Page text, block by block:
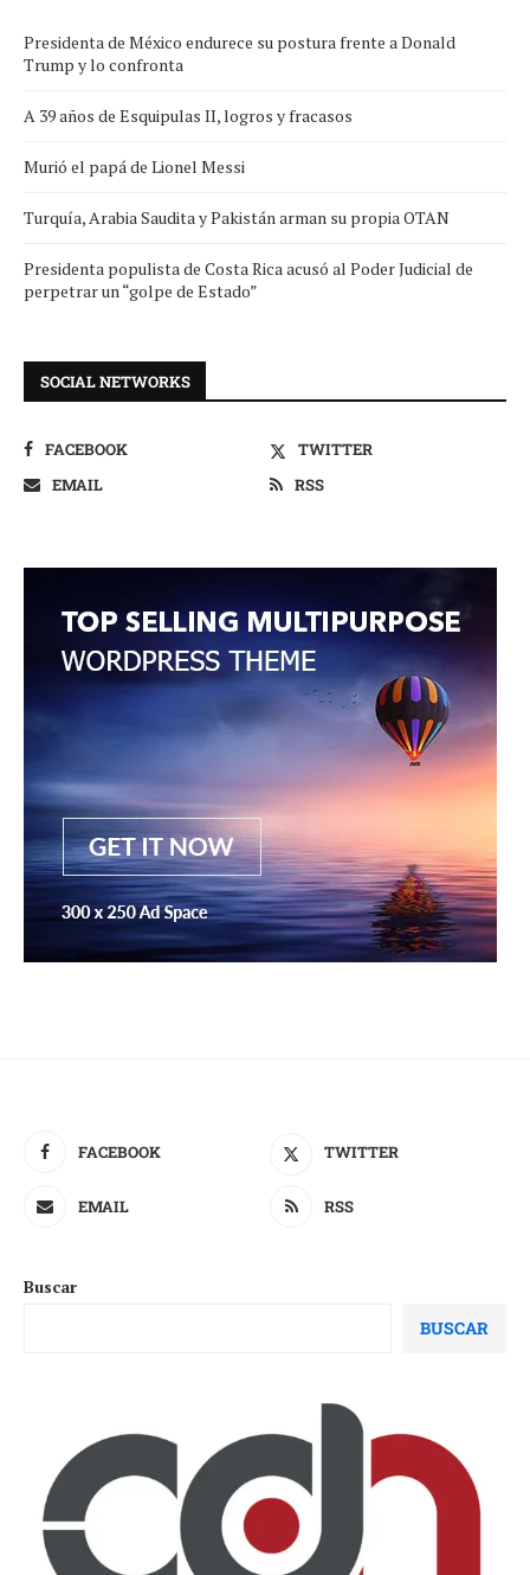
Presidenta de México endurece su postura frente a Donald
Trump y lo confronta
A 39 años de Esquipulas II, logros y fracasos
Murió el papá de Lionel Messi
Turquía, Arabia Saudita y Pakistán arman su propia OTAN
Presidenta populista de Costa Rica acusó al Poder Judicial de
perpetrar un “golpe de Estado”
SOCIAL NETWORKS
FACEBOOK
TWITTER
EMAIL
RSS
FACEBOOK TWITTER
EMAIL RSS
Buscar
BUSCAR